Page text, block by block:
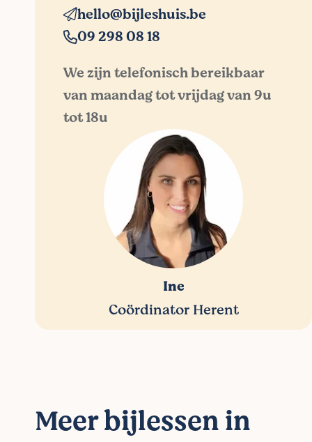
hello@bijleshuis.be
09 298 08 18
We zijn telefonisch bereikbaar
van maandag tot vrijdag van 9u
tot 18u
Ine
Coördinator Herent
Meer bijlessen in